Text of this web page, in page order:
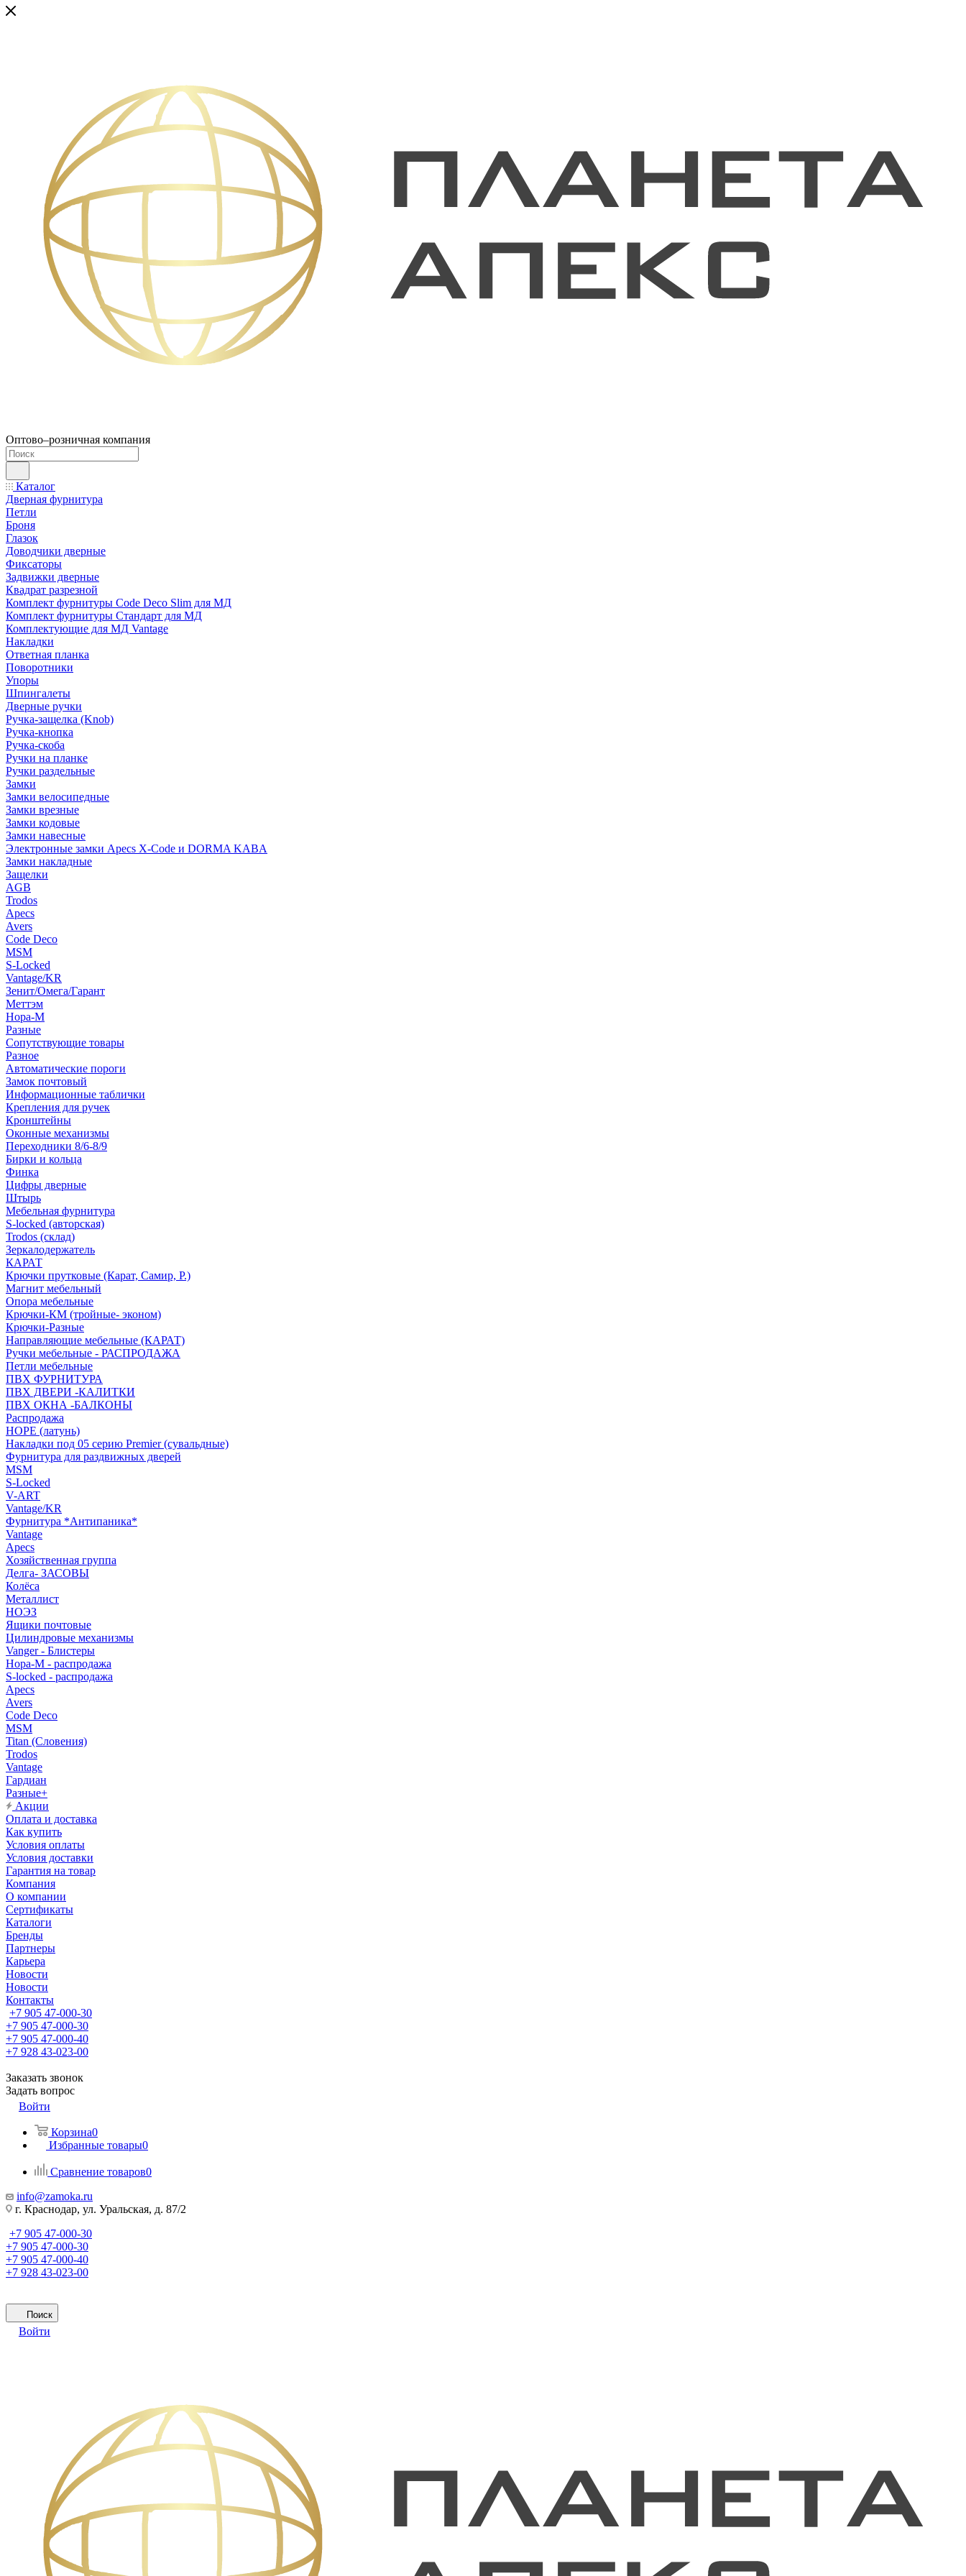
Оптово–розничная компания
Каталог
Дверная фурнитура
Петли
Броня
Глазок
Доводчики дверные
Фиксаторы
Задвижки дверные
Квадрат разрезной
Комплект фурнитуры Code Deco Slim для МД
Комплект фурнитуры Стандарт для МД
Комплектующие для МД Vantage
Накладки
Ответная планка
Поворотники
Упоры
Шпингалеты
Дверные ручки
Ручка-защелка (Knob)
Ручка-кнопка
Ручка-скоба
Ручки на планке
Ручки раздельные
Замки
Замки велосипедные
Замки врезные
Замки кодовые
Замки навесные
Электронные замки Apecs X-Code и DORMA KABA
Замки накладные
Защелки
AGB
Trodos
Apecs
Avers
Code Deco
MSM
S-Locked
Vantage/KR
Зенит/Омега/Гарант
Меттэм
Нора-М
Разные
Сопутствующие товары
Разное
Автоматические пороги
Замок почтовый
Информационные таблички
Крепления для ручек
Кронштейны
Оконные механизмы
Переходники 8/6-8/9
Бирки и кольца
Финка
Цифры дверные
Штырь
Мебельная фурнитура
S-locked (авторская)
Trodos (склад)
Зеркалодержатель
КАРАТ
Крючки прутковые (Карат, Самир, Р.)
Магнит мебельный
Опора мебельные
Крючки-КМ (тройные- эконом)
Крючки-Разные
Направляющие мебельные (КАРАТ)
Ручки мебельные - РАСПРОДАЖА
Петли мебельные
ПВХ ФУРНИТУРА
ПВХ ДВЕРИ -КАЛИТКИ
ПВХ ОКНА -БАЛКОНЫ
Распродажа
HOPE (латунь)
Накладки под 05 серию Premier (сувальдные)
Фурнитура для раздвижных дверей
MSM
S-Locked
V-ART
Vantage/KR
Фурнитура *Антипаника*
Vantage
Apecs
Хозяйственная группа
Делга- ЗАСОВЫ
Колёса
Металлист
НОЭЗ
Ящики почтовые
Цилиндровые механизмы
Vanger - Блистеры
Нора-М - распродажа
S-locked - распродажа
Apecs
Avers
Code Deco
MSM
Titan (Словения)
Trodos
Vantage
Гардиан
Разные+
Акции
Оплата и доставка
Как купить
Условия оплаты
Условия доставки
Гарантия на товар
Компания
О компании
Сертификаты
Каталоги
Бренды
Партнеры
Карьера
Новости
Новости
Контакты
+7 905 47-000-30
+7 905 47-000-30
+7 905 47-000-40
+7 928 43-023-00
Заказать звонок
Задать вопрос
Войти
Корзина0
Избранные товары0
Сравнение товаров0
info@zamoka.ru
г. Краснодар, ул. Уральская, д. 87/2
+7 905 47-000-30
+7 905 47-000-30
+7 905 47-000-40
+7 928 43-023-00
Поиск
Войти